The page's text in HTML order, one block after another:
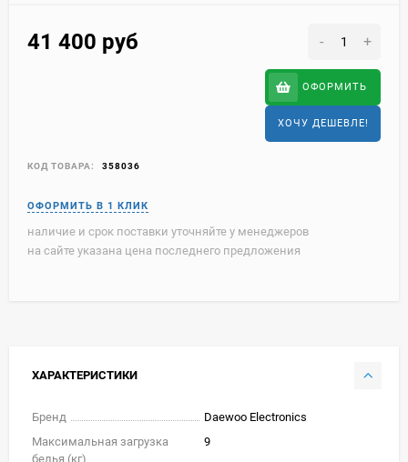
41 400 руб - +
ОФОРМИТЬ
ХОЧУ ДЕШЕВЛЕ!
КОД ТОВАРА: 358036
наличие и срок поставки уточняйте у менеджеров
на сайте указана цена последнего предложения
ХАРАКТЕРИСТИКИ
Бренд
Daewoo Electronics
Максимальная загрузка
белья (кг)
9